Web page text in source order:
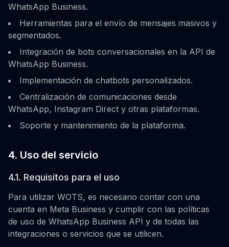
WhatsApp Business.
Herramientas para el envío de mensajes masivos y
segmentados.
Integración de bots conversacionales en la API de
WhatsApp Business.
Implementación de chatbots personalizados.
Centralización de comunicaciones desde
WhatsApp, Instagram Direct y otras plataformas.
Soporte y mantenimiento de la plataforma.
4. Uso del servicio
4.1. Requisitos para el uso
Para utilizar WOTS, es necesario contar con una
cuenta en Meta Business y cumplir con las políticas
de uso de WhatsApp Business API y de todas las
integraciones o servicios que se utilicen.